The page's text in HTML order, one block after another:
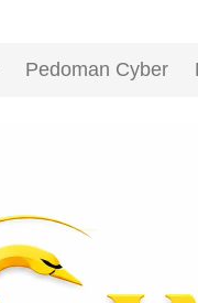
Pedoman Cyber